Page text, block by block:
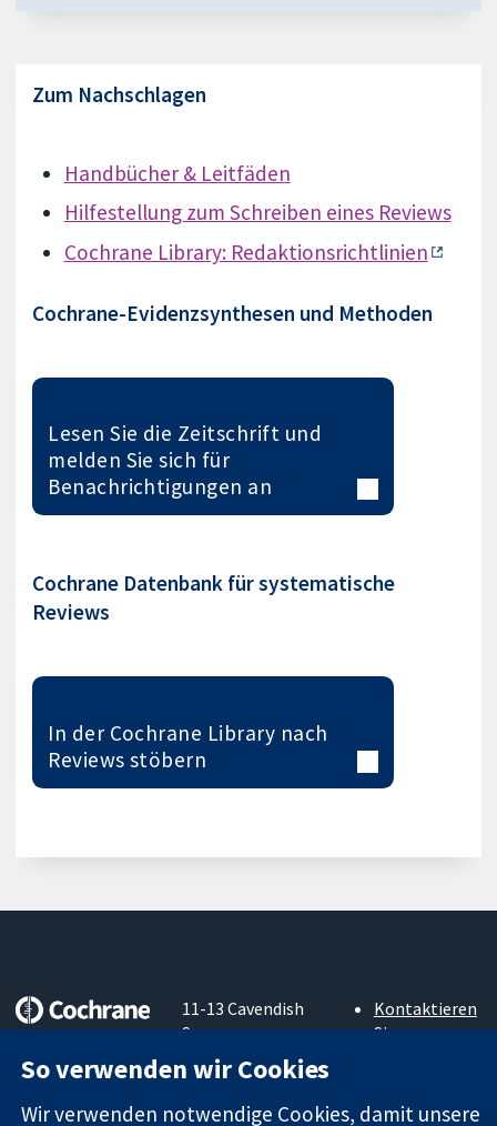
Zum Nachschlagen
Handbücher & Leitfäden
Hilfestellung zum Schreiben eines Reviews
Cochrane Library: Redaktionsrichtlinien
Cochrane-Evidenzsynthesen und Methoden
Lesen Sie die Zeitschrift und
melden Sie sich für
Benachrichtigungen an
Cochrane Datenbank für systematische
Reviews
In der Cochrane Library nach
Reviews stöbern
Evidenz
Informierte
11-13 Cavendish
Square
London
W1G0AN
Vereinigtes
Kontaktieren
Sie uns
Über uns
So verwenden wir Cookies
Wir verwenden notwendige Cookies, damit unsere